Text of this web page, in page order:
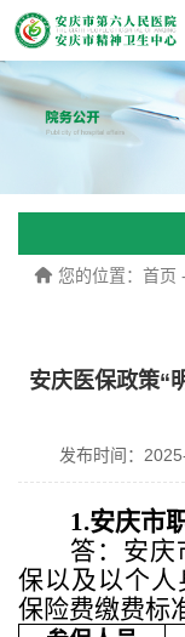
您的位置： 首页 -
安庆医保政策“
发布时间：
1.安庆市
答：安庆
保以及以个
保险费缴费标